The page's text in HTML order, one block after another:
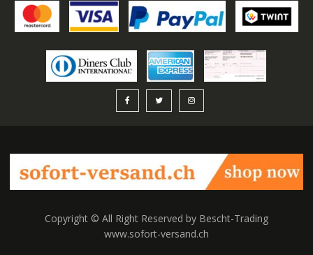
Copyright © All Right Reserved by Bescht-Trading
www.sofort-versand.ch